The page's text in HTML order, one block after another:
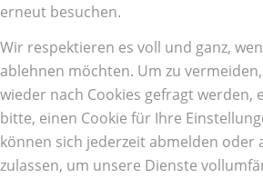
erneut besuchen.
Wir respektieren es voll und ganz,
ablehnen möchten. Um zu
wieder nach Cookies gefragt werden,
bitte, einen Cookie für Ihre
können sich jederzeit abmelden oder
zulassen, um unsere Dienste